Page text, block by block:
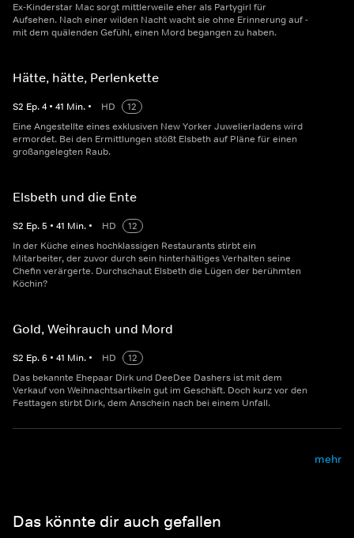
Ex-Kinderstar Mac sorgt mittlerweile eher als Partygirl für
Aufsehen. Nach einer wilden Nacht wacht sie ohne Erinnerung auf -
mit dem quälenden Gefühl, einen Mord begangen zu haben.
Hätte, hätte, Perlenkette
S2 Ep.4 • 41 Min. • HD
12
Eine Angestellte eines exklusiven New Yorker Juwelierladens wird
ermordet. Bei den Ermittlungen stößt Elsbeth auf Pläne für einen
großangelegten Raub.
Elsbeth und die Ente
S2 Ep.5 • 41 Min. • HD
12
In der Küche eines hochklassigen Restaurants stirbt ein
Mitarbeiter, der zuvor durch sein hinterhältiges Verhalten seine
Chefin verärgerte. Durchschaut Elsbeth die Lügen der berühmten
Köchin?
Gold, Weihrauch und Mord
S2 Ep.6 • 41 Min. • HD
12
Das bekannte Ehepaar Dirk und DeeDee Dashers ist mit dem
Verkauf von Weihnachtsartikeln gut im Geschäft. Doch kurz vor den
Festtagen stirbt Dirk, dem Anschein nach bei einem Unfall.
mehr
Das könnte dir auch gefallen